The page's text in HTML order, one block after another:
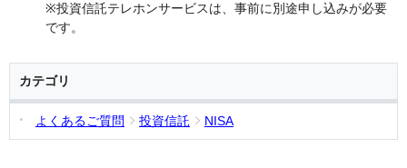
※投資信託テレホンサービスは、事前に別途申し込みが必要
です。
カテゴリ
よくあるご質問 投資信託 NISA